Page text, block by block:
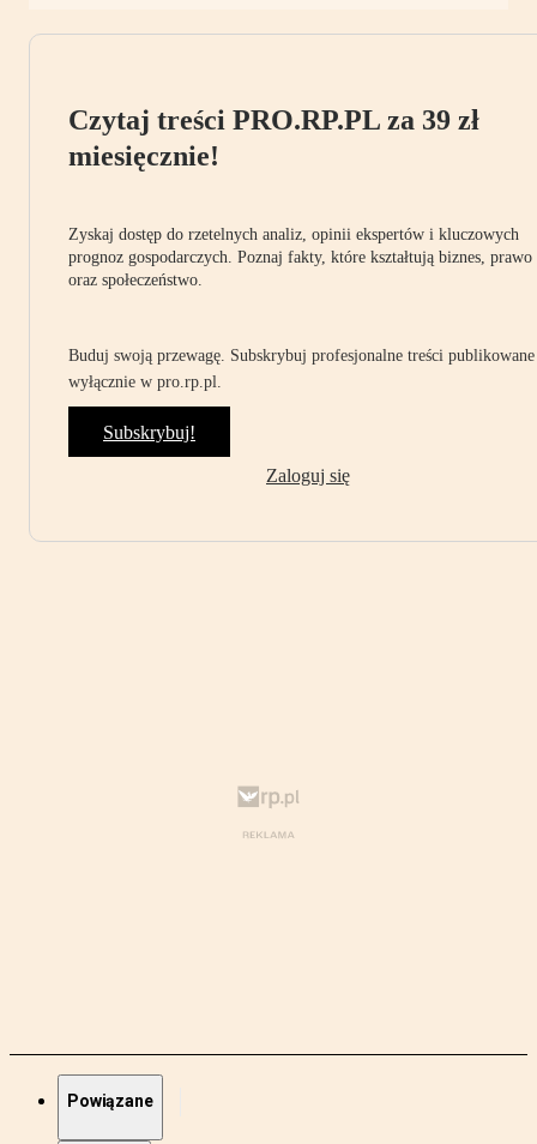
Czytaj treści PRO.RP.PL za 39 zł
miesięcznie!
Zyskaj dostęp do rzetelnych analiz, opinii ekspertów i kluczowych
prognoz gospodarczych. Poznaj fakty, które kształtują biznes, prawo
oraz społeczeństwo.
Buduj swoją przewagę. Subskrybuj profesjonalne treści publikowane
wyłącznie w pro.rp.pl.
Subskrybuj!
Zaloguj się
Powiązane